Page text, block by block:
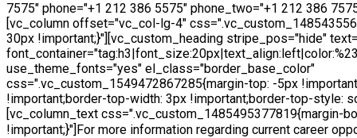
7575" phone="+1 212 386 5575" phone_two="+1 212 386
[vc_column offset="vc_col-lg-4"
30px !important;}"][vc_custom_heading stripe_pos="hide"
use_theme_fonts="yes" el_class="border_base_color"
css=".vc_custom_1549472867285{margin-top: -5px
!important;border-top-width: 3px !important;border-top-style:
[vc_column_text css=".vc_custom_1485495377819{margin-
!important;}"]For more information regarding current career